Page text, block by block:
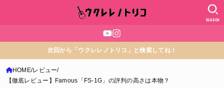
SEARCH
次回から「ウクレレノトリコ」と検索してね！
HOME レビュー
【徹底レビュー】Famous「FS-1G」の評判の高さは本物？